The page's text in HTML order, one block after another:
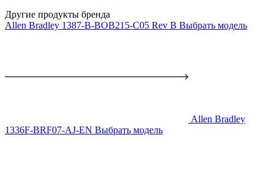
Другие продукты бренда
Allen Bradley 1387-B-BOB215-C05 Rev B Выбрать модель
Allen Bradley
1336F-BRF07-AJ-EN Выбрать модель